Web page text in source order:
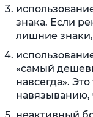
знака. Если
лишние знаки,
«самый
навсегда».
навязыванию,
неактивный